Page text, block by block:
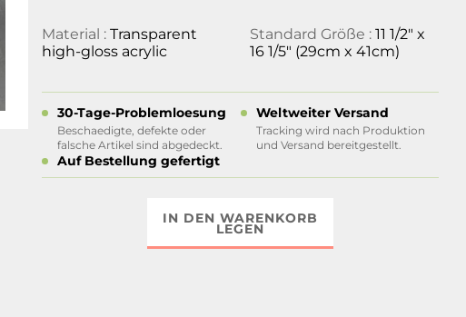
Material :Transparent
high-gloss acrylic
Standard Größe : 11 1/2" x
16 1/5" (29cm x 41cm)
30-Tage-Problemloesung
Beschaedigte, defekte oder
falsche Artikel sind abgedeckt.
Weltweiter Versand
Tracking wird nach Produktion
und Versand bereitgestellt.
Auf Bestellung gefertigt
IN DEN WARENKORB
LEGEN